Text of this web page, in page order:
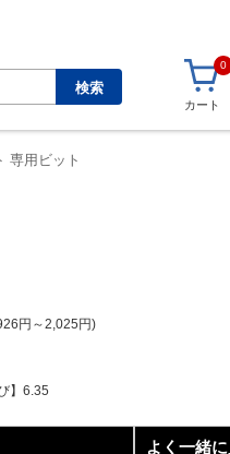
検索
0
カート
専用ビット
円 ～2,025円
】6.35
よく一緒